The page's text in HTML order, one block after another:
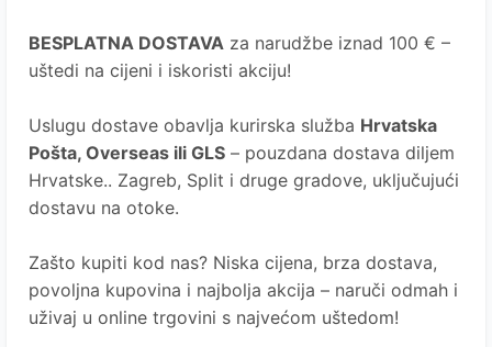
BESPLATNA DOSTAVA za narudžbe iznad 100 € –
uštedi na cijeni i iskoristi akciju!
Uslugu dostave obavlja kurirska služba Hrvatska
Pošta, Overseas ili GLS – pouzdana dostava diljem
Hrvatske.. Zagreb, Split i druge gradove, uključujući
dostavu na otoke.
Zašto kupiti kod nas? Niska cijena, brza dostava,
povoljna kupovina i najbolja akcija – naruči odmah i
uživaj u online trgovini s najvećom uštedom!